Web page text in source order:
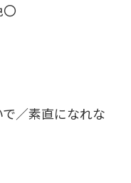
〇
／素直になれな